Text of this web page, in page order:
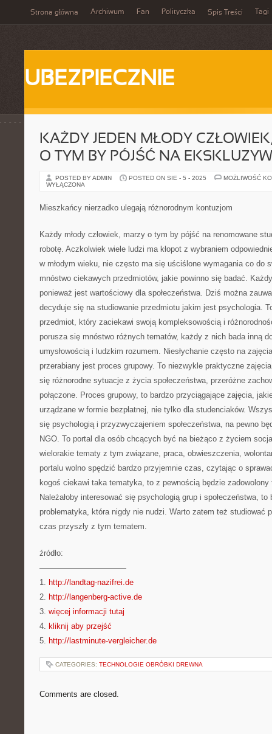
Strona główna Archiwum Fan Polityczka Spis Treści Tagi
UBEZPIECZNIE
KAŻDY JEDEN MŁODY
O TYM BY PÓJŚĆ NA
POSTED BY ADMIN POSTED ON SIE - 5 - 2025
MOŻLIWOŚĆ
WYŁĄCZONA
Mieszkańcy nierzadko ulegają różnorodnym kontuzjom
Każdy młody człowiek, marzy o tym by pójść na renomowane
robotę. Aczkolwiek wiele ludzi ma kłopot z wybraniem
w młodym wieku, nie często ma się uściślone wymagania co do
mnóstwo ciekawych przedmiotów, jakie powinno się badać.
ponieważ jest wartościowy dla społeczeństwa. Dziś można
decyduje się na studiowanie przedmiotu jakim jest psychologia.
przedmiot, który zaciekawi swoją kompleksowością i
porusza się mnóstwo różnych tematów, każdy z nich bada inną
umysłowością i ludzkim rozumem. Niesłychanie często na
przerabiany jest proces grupowy. To niezwykle praktyczne
się różnorodne sytuacje z życia społeczeństwa, przeróżne
połączone. Proces grupowy, to bardzo przyciągające zajęcia,
urządzane w formie bezpłatnej, nie tylko dla studenciaków.
się psychologią i przyzwyczajeniem społeczeństwa, na pewno
NGO. To portal dla osób chcących być na bieżąco z życiem
wielorakie tematy z tym związane, praca, obwieszczenia,
portalu wolno spędzić bardzo przyjemnie czas, czytając o
kogoś ciekawi taka tematyka, to z pewnością będzie
Należałoby interesować się psychologią grup i społeczeństwa, to
problematyka, która nigdy nie nudzi. Warto zatem też studiować
czas przyszły z tym tematem.
źródło:
———————————
1. http://landtag-nazifrei.de
2. http://langenberg-active.de
3. więcej informacji tutaj
4. kliknij aby przejść
5. http://lastminute-vergleicher.de
CATEGORIES: TECHNOLOGIE OBRÓBKI DREWNA
Comments are closed.